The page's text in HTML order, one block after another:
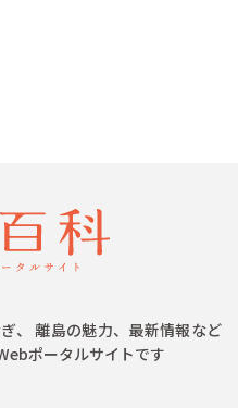
、 離島の魅力、最新情報など
ポータルサイトです